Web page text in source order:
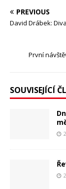
PREVIOUS
David Drábek:
První
SOUVISEJÍCÍ